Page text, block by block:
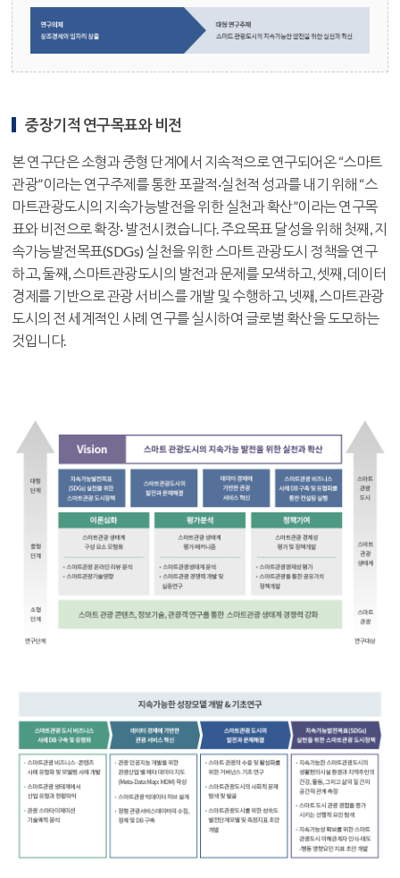
중장기적 연구목표와 비전
본 연구단은 소형과 중형 단계에서 지속적으로 연구되어온 “스마트
관광”이라는 연구주제를 통한 포괄적·실천적 성과를 내기 위해 “스
마트관광도시의 지속가능발전을 위한 실천과 확산”이라는 연구목
표와 비전으로 확장· 발전시켰습니다. 주요목표 달성을 위해 첫째, 지
속가능발전목표(SDGs) 실천을 위한 스마트 관광도시 정책을 연구
하고, 둘째, 스마트관광도시의 발전과 문제를 모색하고, 셋째, 데이터
경제를 기반으로 관광 서비스를 개발 및 수행하고, 넷째, 스마트관광
도시의 전 세계적인 사례 연구를 실시하여 글로벌 확산을 도모하는
것입니다.